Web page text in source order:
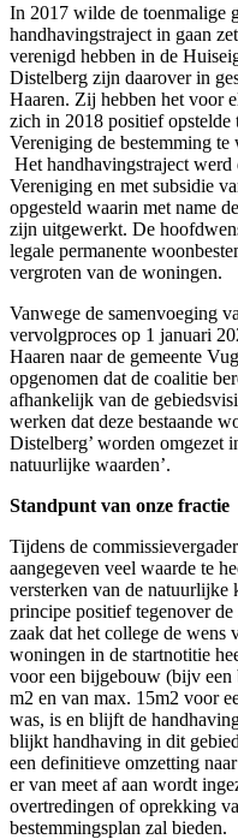
In 2017 wilde de toenmalige
handhavingstraject in gaan
verenigd hebben in de
Distelberg zijn daarover in
Haaren. Zij hebben het voor
zich in 2018 positief opstelde
Vereniging de bestemming
Het handhavingstraject werd
Vereniging en met subsidie
opgesteld waarin met name
zijn uitgewerkt. De
legale permanente
vergroten van de woningen.
Vanwege de samenvoeging
vervolgproces op 1 januari
Haaren naar de gemeente
opgenomen dat de coalitie
afhankelijk van de
werken dat deze bestaande
Distelberg’ worden omgezet
natuurlijke waarden’.
Standpunt van onze fractie
Tijdens de
aangegeven veel waarde te
versterken van de natuurlijke
principe positief tegenover
zaak dat het college de wens
woningen in de startnotitie
voor een bijgebouw (bijv
m2 en van max. 15m2 voor
was, is en blijft de
blijkt handhaving in dit
een definitieve omzetting
er van meet af aan wordt
overtredingen of oprekking
bestemmingsplan zal bieden.